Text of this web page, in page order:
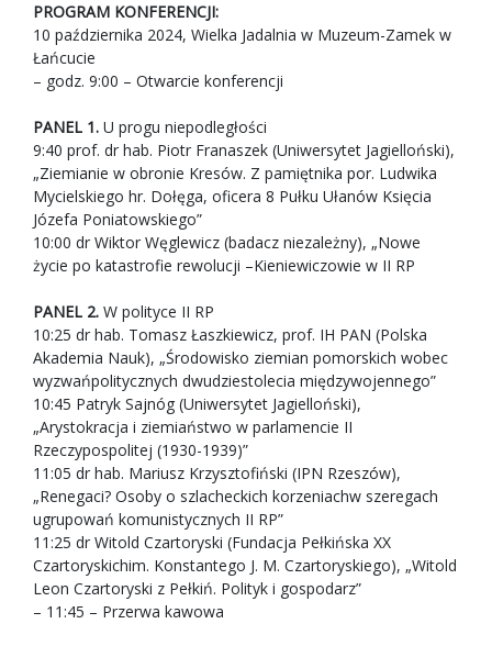
PROGRAM KONFERENCJI:
10 października 2024, Wielka Jadalnia w Muzeum-Zamek w
Łańcucie
– godz. 9:00 – Otwarcie konferencji
PANEL 1. U progu niepodległości
9:40 prof. dr hab. Piotr Franaszek (Uniwersytet Jagielloński),
„Ziemianie w obronie Kresów. Z pamiętnika por. Ludwika
Mycielskiego hr. Dołęga, oficera 8 Pułku Ułanów Księcia
Józefa Poniatowskiego”
10:00 dr Wiktor Węglewicz (badacz niezależny), „Nowe
życie po katastrofie rewolucji –Kieniewiczowie w II RP
PANEL 2. W polityce II RP
10:25 dr hab. Tomasz Łaszkiewicz, prof. IH PAN (Polska
Akademia Nauk), „Środowisko ziemian pomorskich wobec
wyzwańpolitycznych dwudziestolecia międzywojennego”
10:45 Patryk Sajnóg (Uniwersytet Jagielloński),
„Arystokracja i ziemiaństwo w parlamencie II
Rzeczypospolitej (1930-1939)”
11:05 dr hab. Mariusz Krzysztofiński (IPN Rzeszów),
„Renegaci? Osoby o szlacheckich korzeniachw szeregach
ugrupowań komunistycznych II RP”
11:25 dr Witold Czartoryski (Fundacja Pełkińska XX
Czartoryskichim. Konstantego J. M. Czartoryskiego), „Witold
Leon Czartoryski z Pełkiń. Polityk i gospodarz”
– 11:45 – Przerwa kawowa